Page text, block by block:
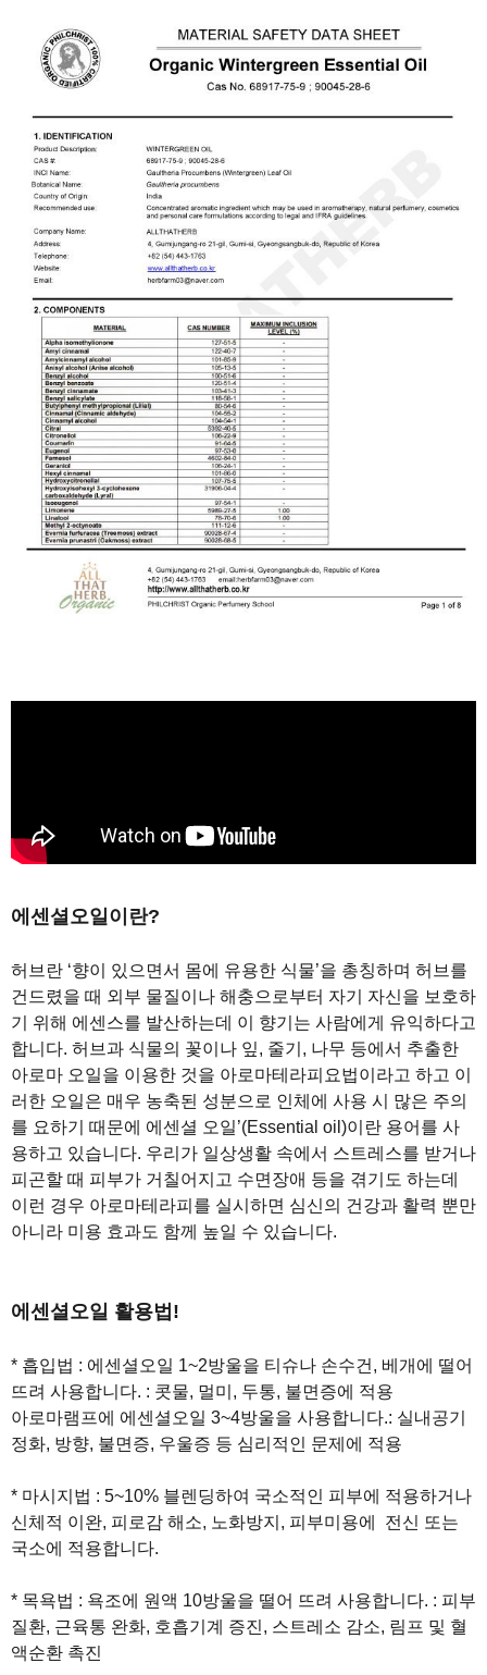
에센셜오일이란?
허브란 ‘향이 있으면서 몸에 유용한 식물’을 총칭하며 허브를
건드렸을 때 외부 물질이나 해충으로부터 자기 자신을 보호하
기 위해 에센스를 발산하는데 이 향기는 사람에게 유익하다고
합니다. 허브과 식물의 꽃이나 잎, 줄기, 나무 등에서 추출한
아로마 오일을 이용한 것을 아로마테라피요법이라고 하고 이
러한 오일은 매우 농축된 성분으로 인체에 사용 시 많은 주의
를 요하기 때문에 에센셜 오일’(Essential oil)이란 용어를 사
용하고 있습니다. 우리가 일상생활 속에서 스트레스를 받거나
피곤할 때 피부가 거칠어지고 수면장애 등을 겪기도 하는데
이런 경우 아로마테라피를 실시하면 심신의 건강과 활력 뿐만
아니라 미용 효과도 함께 높일 수 있습니다.
에센셜오일 활용법!
* 흡입법 : 에센셜오일 1~2방울을 티슈나 손수건, 베개에 떨어
뜨려 사용합니다. : 콧물, 멀미, 두통, 불면증에 적용
아로마램프에 에센셜오일 3~4방울을 사용합니다.: 실내공기
정화, 방향, 불면증, 우울증 등 심리적인 문제에 적용
* 마시지법 : 5~10% 블렌딩하여 국소적인 피부에 적용하거나
신체적 이완, 피로감 해소, 노화방지, 피부미용에 전신 또는
국소에 적용합니다.
* 목욕법 : 욕조에 원액 10방울을 떨어 뜨려 사용합니다. : 피부
질환, 근육통 완화, 호흡기계 증진, 스트레소 감소, 림프 및 혈
액순환 촉진